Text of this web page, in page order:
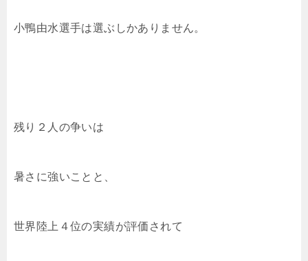
小鴨由水選手は選ぶしかありません。
残り２人の争いは
暑さに強いことと、
世界陸上４位の実績が評価されて